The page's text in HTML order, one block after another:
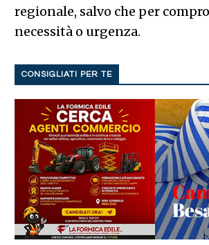
regionale, salvo che per
necessità o urgenza.
CONSIGLIATI PER TE